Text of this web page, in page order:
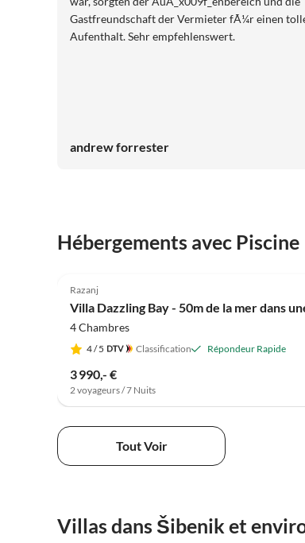
Gastfreundschaft der Vermieter fÃ¼r einen
Aufenthalt. Sehr empfehlenswert.
andrew forrester
Hébergements avec Piscine
Razanj
Villa Dazzling Bay - 50m de la mer dans
4 Chambres
4/ 5 Classification Répondeur Rapide
3 990,- €
2 voyageurs / 7 Nuits
Tout Voir
Villas dans Šibenik et